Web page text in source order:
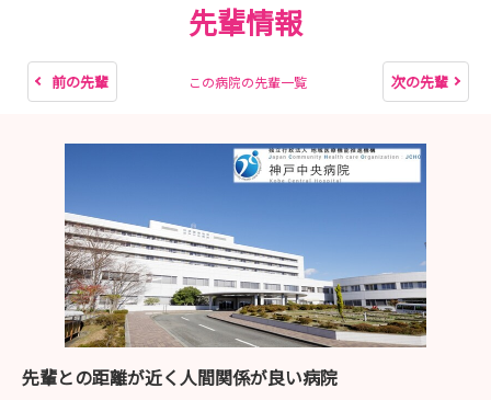
みなさんのエントリーをお待ちしています。
先輩情報
前の先輩 この病院の先輩一覧 次の先輩
先輩との距離が近く人間関係が良い病院